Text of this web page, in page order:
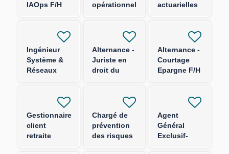
IAOps F/H
opérationnelle
actuarielles
Ingénieur
Système &
Réseaux
Alternance -
Juriste en
droit du
Alternance -
Courtage
Epargne F/H
Gestionnaire
client
retraite
Chargé de
prévention
des risques
Agent
Général
Exclusif-